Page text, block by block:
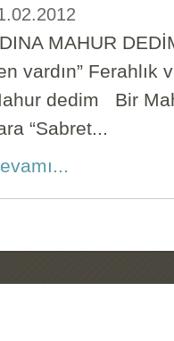
MAHUR
vardın”
dedim Bir
“Sabret...